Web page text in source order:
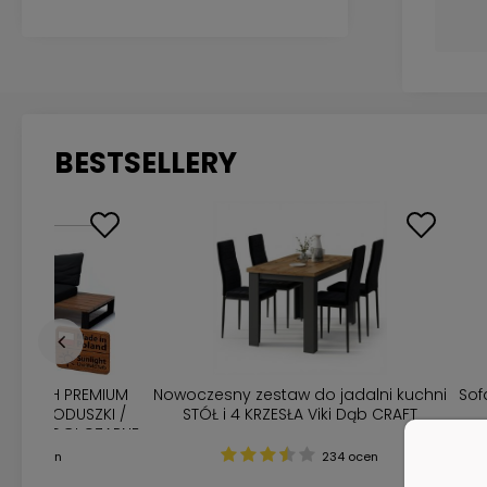
BESTSELLERY
PREMIUM
+ PODUSZKI /
NOGI CZARNE
225 ocen
Nowoczesny zestaw do jadalni kuchni
STÓŁ i 4 KRZESŁA Viki Dąb CRAFT
234 ocen